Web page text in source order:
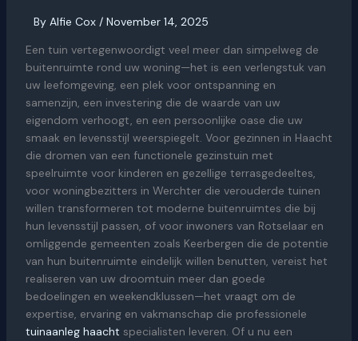
By Alfie Cox / November 14, 2025
Een tuin vertegenwoordigt veel meer dan simpelweg de
buitenruimte rond uw woning—het is een verlengstuk van
uw leefomgeving, een plek voor ontspanning en
samenzijn, een investering die de waarde van uw
eigendom verhoogt, en een persoonlijke oase die uw
smaak en levensstijl weerspiegelt. Voor gezinnen in Haacht
die dromen van een functionele gezinstuin met
speelruimte voor kinderen en gezellige terrasgedeeltes,
voor woningbezitters in Werchter die verouderde tuinen
willen transformeren tot moderne buitenruimtes die bij
hun levensstijl passen, of voor inwoners van Rotselaar en
omliggende gemeenten zoals Keerbergen die de potentie
van hun buitenruimte eindelijk willen benutten, vereist het
realiseren van uw droomtuin meer dan goede
bedoelingen en weekendklussen—het vraagt om de
expertise, ervaring en vakmanschap die professionele
tuinaanleg haacht specialisten leveren. Of u nu een